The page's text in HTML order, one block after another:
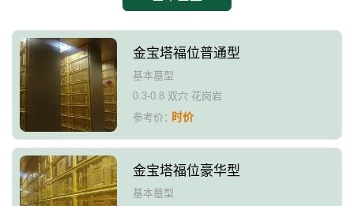
金宝塔福位普通型
基本墓型
0.3-0.8 双穴 花岗岩
参考价：时价
金宝塔福位豪华型
基本墓型